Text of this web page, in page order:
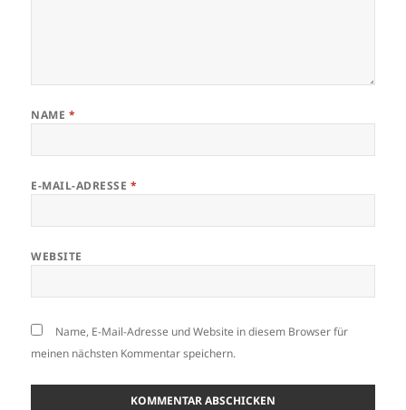
NAME *
E-MAIL-ADRESSE *
WEBSITE
Name, E-Mail-Adresse und Website in diesem Browser für
meinen nächsten Kommentar speichern.